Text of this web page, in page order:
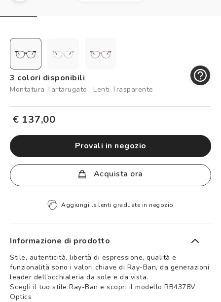
Controllo visivo
Logout
3 colori disponibili
Montatura Tartarugato , Lenti Trasparente
€ 137,00
provali in negozio
Acquista ora
Aggiungi le lenti graduate in negozio
Informazione di prodotto
Stile, autenticità, libertà di espressione, qualità e
funzionalità sono i valori chiave di Ray-Ban, da generazioni
leader dell’occhialeria da sole e da vista.
Scegli il tuo stile Ray-Ban e scopri il modello RB4378V
Optics